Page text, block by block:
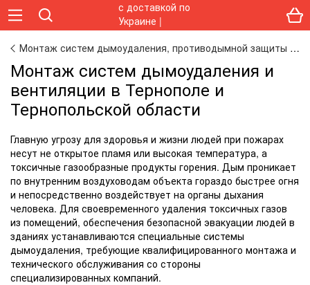
Монтаж систем дымоудаления, противодымной защиты и техническое обслуживание
Монтаж систем дымоудаления и
вентиляции в Тернополе и
Тернопольской области
Главную угрозу для здоровья и жизни людей при пожарах
несут не открытое пламя или высокая температура, а
токсичные газообразные продукты горения. Дым проникает
по внутренним воздуховодам объекта гораздо быстрее огня
и непосредственно воздействует на органы дыхания
человека. Для своевременного удаления токсичных газов
из помещений, обеспечения безопасной эвакуации людей в
зданиях устанавливаются специальные системы
дымоудаления, требующие квалифицированного монтажа и
технического обслуживания со стороны
специализированных компаний.